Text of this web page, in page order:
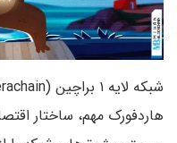
هاردفورک مهم، ساختار